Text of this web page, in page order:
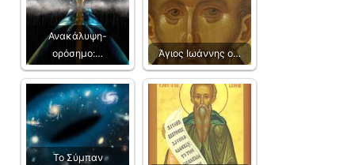
Ανακάλυψη-
ορόσημο:…
Άγιος Ιωάννης ο…
Το Σύμπαν